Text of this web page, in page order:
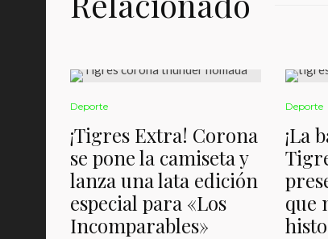
Deporte
¡Tigres Extra! Corona
se pone la camiseta y
lanza una lata edición
especial para «Los
Incomparables»
Deporte
¡La
que